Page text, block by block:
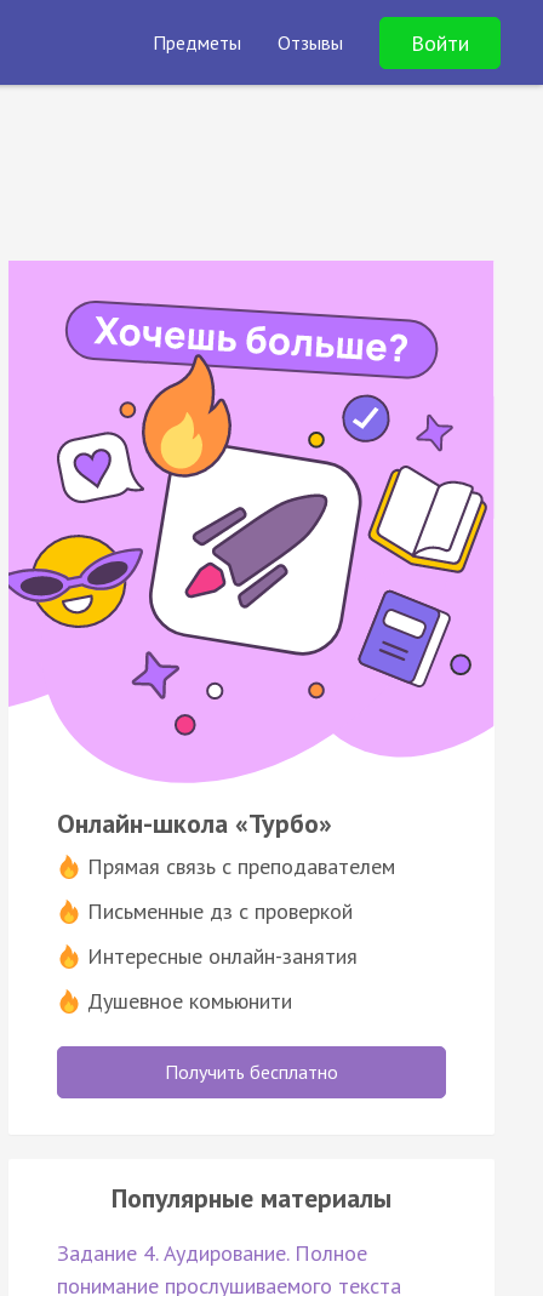
Предметы Отзывы Войти
Онлайн-школа «Турбо»
Прямая связь с преподавателем
Письменные дз с проверкой
Интересные онлайн-занятия
Душевное комьюнити
Получить бесплатно
Популярные материалы
Задание 4. Аудирование. Полное
понимание прослушиваемого текста